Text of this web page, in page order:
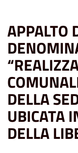
APPALTO
DELLA
UBICATA
DELLA